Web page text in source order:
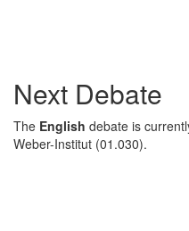
Next Debate
The English debate is
Weber-Institut (01.030).